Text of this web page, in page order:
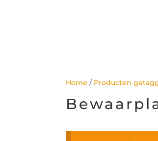
Home / Producten